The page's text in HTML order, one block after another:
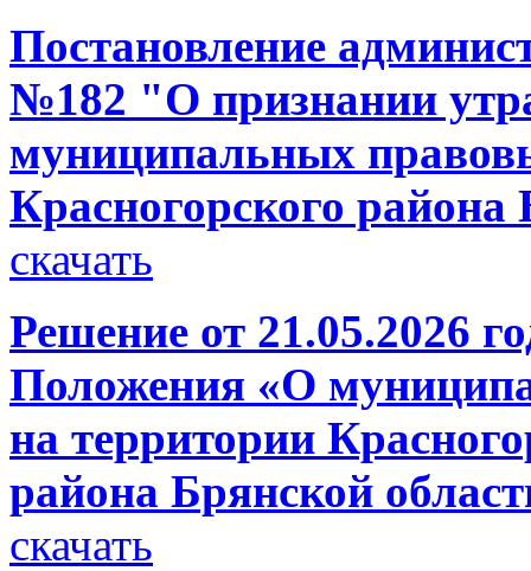
Постановление
№182 "О признании
муниципальных
Красногорского
скачать
Решение от 21.05.2026
Положения «О
на территории
района Брянской
скачать